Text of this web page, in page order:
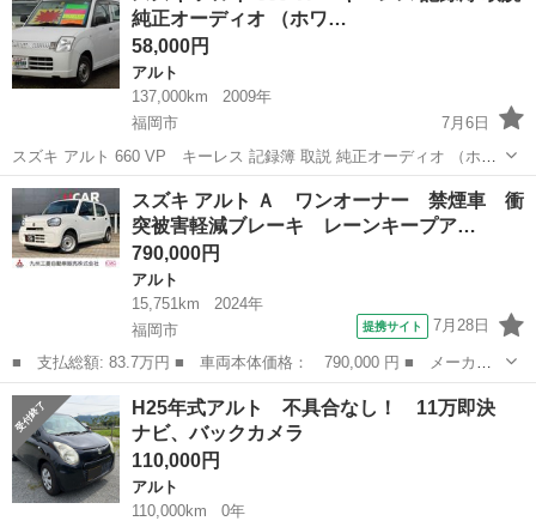
純正オーディオ （ホワ…
58,000円
アルト
137,000km
2009年
福岡市
7月6日
スズキ アルト 660 VP キーレス 記録簿 取説 純正オーディオ （ホワ
イト） ハッチバック 軽自動車 本体価格 58,000円 年式(初度登録
年):2009(H21) 走行距離:13.7万km 修復歴:なし 定...
福岡 福岡市 アルト 軽自動車
スズキ アルト Ａ ワンオーナー 禁煙車 衝
突被害軽減ブレーキ レーンキープア…
790,000円
アルト
15,751km
2024年
福岡市
提携サイト 7月28日
■ 支払総額: 83.7万円 ■ 車両本体価格： 790,000 円 ■ メーカー
名： スズキ ■ 車種名： アルト ■ グレード名： Ａ ワンオー
ナー 禁煙車 衝突被害軽減ブレーキ レーンキープアシスト 横滑
り防止装置 ...
福岡 福岡市 アルト
H25年式アルト 不具合なし！ 11万即決
ナビ、バックカメラ
110,000円
アルト
110,000km
0年